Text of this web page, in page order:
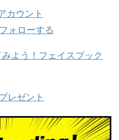
カウント
ォローする
よう！フェイスブック
レゼント